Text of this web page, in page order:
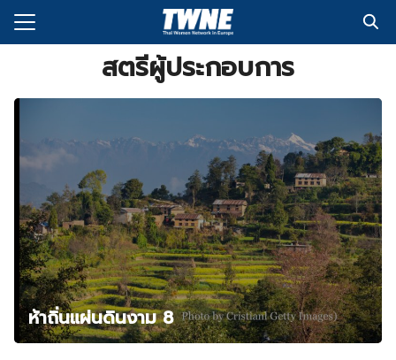
Skip
มพ์
สตรีผู้ประกอบการ
ห้าถิ่นแผ่นดินงาม 8